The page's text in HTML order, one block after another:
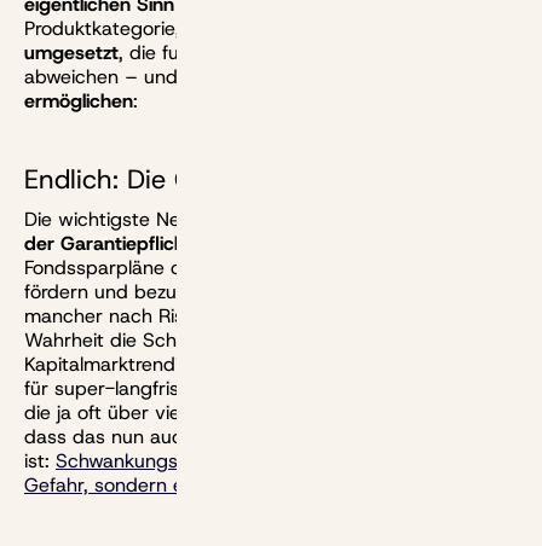
Produktkategorie, sind doch
umgesetzt, die fundamental vom Riester-Sparregime
abweichen – und die einen
ermöglichen:
Endlich: Die Garantie-Garantie ist weg
Die wichtigste Neuerung liegt zweifelsfrei im
der Garantiepflicht
Fondssparpläne ohne unbedingten Kapitalerhalt aktiv
fördern und bezuschussen. Was sich in den Ohren
mancher nach Risiko oder gar Zockerei anhört, ist in
Wahrheit die Schlüsselkraft für eine echte Teilhabe an
Kapitalmarktrenditen ohne künstliche Bremse. Gerade
für super-langfristige Investitionen zur Altersvorsorge,
die ja oft über viele Jahrzehnte laufen, ist es ein Segen,
dass das nun auch im Finanzministerium angekommen
ist: Schwankungsrisiken sind auf lange Sicht keine
Gefahr, sondern eine Chance.